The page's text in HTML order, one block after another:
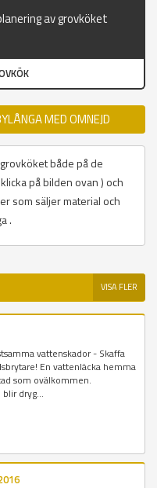
av grovköket
MED OMNEJD
både på de
på bilden ovan ) och
som säljer material och
.
VISA FLER
vattenskador - Skaffa
En vattenläcka hemma
som ovälkommen.
dryg...